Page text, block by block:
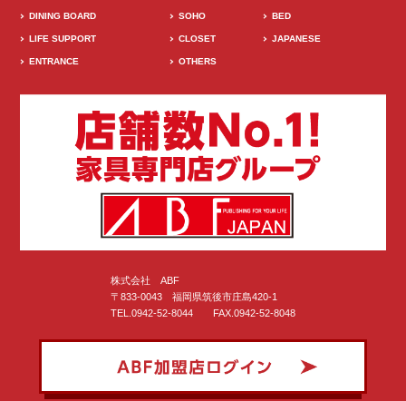
DINING BOARD SOHO BED
LIFE SUPPORT CLOSET JAPANESE
ENTRANCE OTHERS
株式会社 ABF
〒833-0043 福岡県筑後市庄島420-1
TEL.0942-52-8044 FAX.0942-52-8048